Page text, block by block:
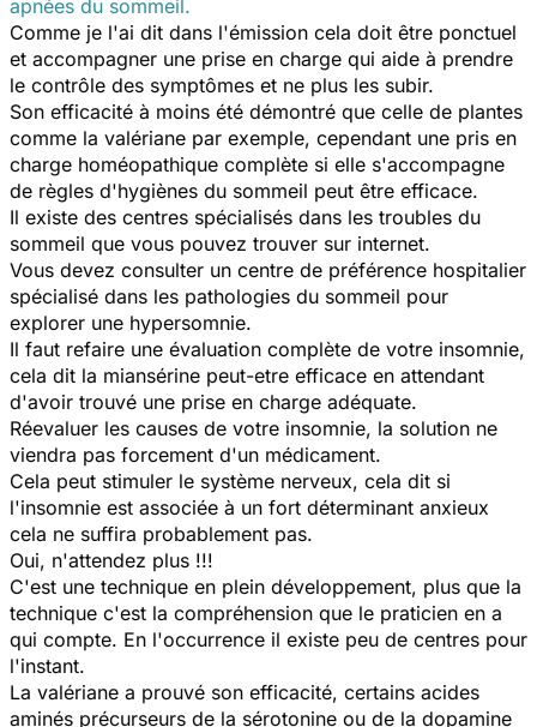
apnées du sommeil.
Comme je l'ai dit dans l'émission cela doit être ponctuel
et accompagner une prise en charge qui aide à prendre
le contrôle des symptômes et ne plus les subir.
Son efficacité à moins été démontré que celle de plantes
comme la valériane par exemple, cependant une pris en
charge homéopathique complète si elle s'accompagne
de règles d'hygiènes du sommeil peut être efficace.
Il existe des centres spécialisés dans les troubles du
sommeil que vous pouvez trouver sur internet.
Vous devez consulter un centre de préférence hospitalier
spécialisé dans les pathologies du sommeil pour
explorer une hypersomnie.
Il faut refaire une évaluation complète de votre insomnie,
cela dit la miansérine peut-etre efficace en attendant
d'avoir trouvé une prise en charge adéquate.
Réevaluer les causes de votre insomnie, la solution ne
viendra pas forcement d'un médicament.
Cela peut stimuler le système nerveux, cela dit si
l'insomnie est associée à un fort déterminant anxieux
cela ne suffira probablement pas.
Oui, n'attendez plus !!!
C'est une technique en plein développement, plus que la
technique c'est la compréhension que le praticien en a
qui compte. En l'occurrence il existe peu de centres pour
l'instant.
La valériane a prouvé son efficacité, certains acides
aminés précurseurs de la sérotonine ou de la dopamine